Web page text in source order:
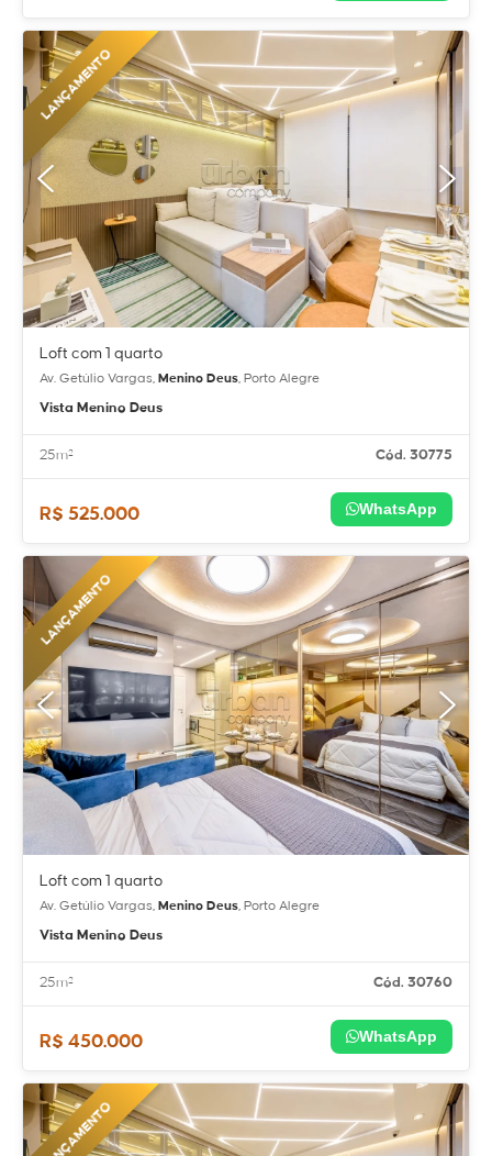
LANÇAMENTO
Loft com 1 quarto
Av. Getúlio Vargas, Menino Deus, Porto Alegre
Vista Menino Deus
25m² Cód. 30775
R$ 525.000 WhatsApp
LANÇAMENTO
Loft com 1 quarto
Av. Getúlio Vargas, Menino Deus, Porto Alegre
Vista Menino Deus
25m² Cód. 30760
R$ 450.000 WhatsApp
LANÇAMENTO